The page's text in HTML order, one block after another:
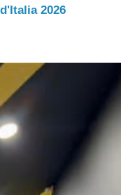
2026